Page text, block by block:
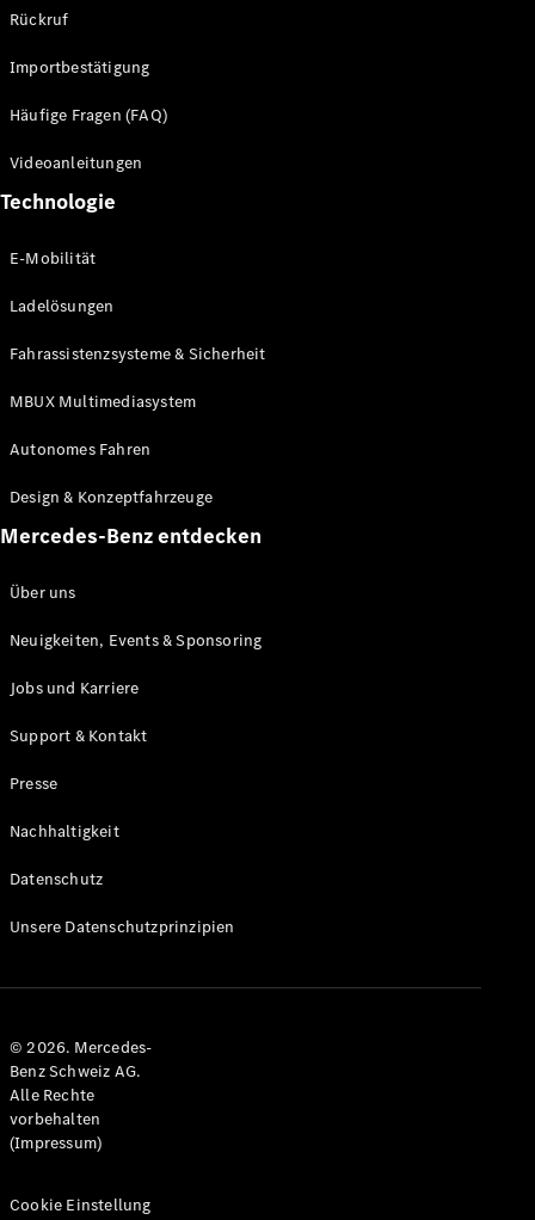
Rückruf
Importbestätigung
Häufige Fragen (FAQ)
Videoanleitungen
Technologie
E-Mobilität
Ladelösungen
Fahrassistenzsysteme & Sicherheit
MBUX Multimediasystem
Autonomes Fahren
Design & Konzeptfahrzeuge
Mercedes-Benz entdecken
Über uns
Neuigkeiten, Events & Sponsoring
Jobs und Karriere
Support & Kontakt
Presse
Nachhaltigkeit
Datenschutz
Unsere Datenschutzprinzipien
© 2026. Mercedes-
Benz Schweiz AG.
Alle Rechte
vorbehalten
(Impressum)
Cookie Einstellung